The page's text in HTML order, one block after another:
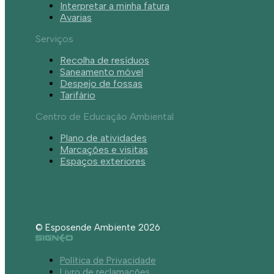
Interpretar a minha fatura
Avarias
Serviços
Recolha de resíduos
Saneamento móvel
Despejo de fossas
Tarifário
Centro de Educação Ambiental
Plano de atividades
Marcações e visitas
Espaços exteriores
© Esposende Ambiente 2026
Política de Privacidade